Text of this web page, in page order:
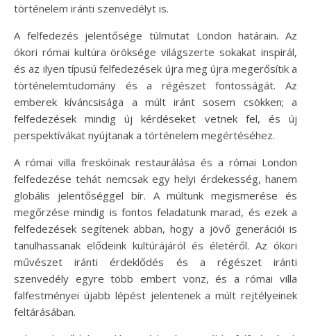
történelem iránti szenvedélyt is.
A felfedezés jelentősége túlmutat London határain. Az
ókori római kultúra öröksége világszerte sokakat inspirál,
és az ilyen típusú felfedezések újra meg újra megerősítik a
történelemtudomány és a régészet fontosságát. Az
emberek kíváncsisága a múlt iránt sosem csökken; a
felfedezések mindig új kérdéseket vetnek fel, és új
perspektívákat nyújtanak a történelem megértéséhez.
A római villa freskóinak restaurálása és a római London
felfedezése tehát nemcsak egy helyi érdekesség, hanem
globális jelentőséggel bír. A múltunk megismerése és
megőrzése mindig is fontos feladatunk marad, és ezek a
felfedezések segítenek abban, hogy a jövő generációi is
tanulhassanak elődeink kultúrájáról és életéről. Az ókori
művészet iránti érdeklődés és a régészet iránti
szenvedély egyre több embert vonz, és a római villa
falfestményei újabb lépést jelentenek a múlt rejtélyeinek
feltárásában.